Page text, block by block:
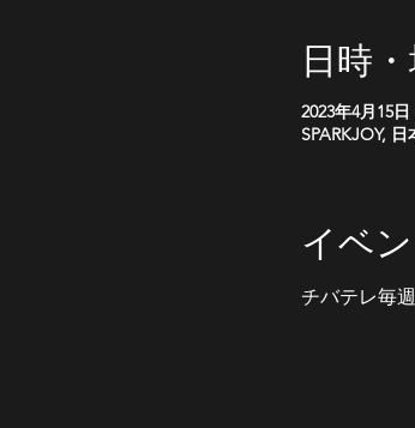
日時
2023年4月15
SPARKJOY,
イベ
チバテレ毎